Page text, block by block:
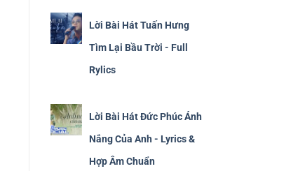
Lời Bài Hát Tuấn Hưng
Tìm Lại Bầu Trời - Full
Rylics
Lời Bài Hát Đức Phúc Ánh
Nắng Của Anh - Lyrics &
Hợp Âm Chuẩn